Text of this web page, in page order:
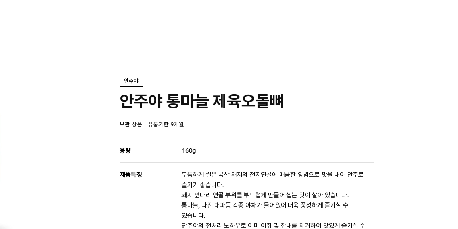
안주야
안주야 통마늘 제육오돌뼈
보관 상온 유통기한 9개월
용량 160g
제품특징
두툼하게 썰은 국산 돼지의 전지연골에 매콤한 양념으로 맛을 내어 안주로
즐기기 좋습니다.
돼지 앞다리 연골 부위를 부드럽게 만들어 씹는 맛이 살아 있습니다.
통마늘, 다진 대파등 각종 야채가 들어있어 더욱 풍성하게 즐기실 수
있습니다.
안주야의 전처리 노하우로 이미 이취 및 잡내를 제거하여 맛있게 즐기실 수